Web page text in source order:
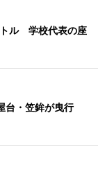
ル 学校代表の座
台・笠鉾が曳行